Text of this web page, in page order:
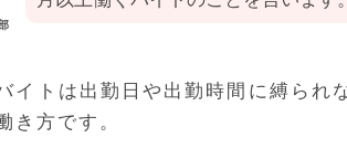
イトは出勤日や出勤時間に縛ら
き方です。